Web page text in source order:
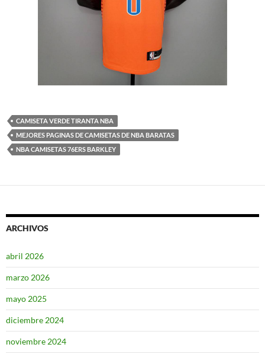
CAMISETA VERDE TIRANTA NBA
MEJORES PAGINAS DE CAMISETAS DE NBA BARATAS
NBA CAMISETAS 76ERS BARKLEY
ARCHIVOS
abril 2026
marzo 2026
mayo 2025
diciembre 2024
noviembre 2024